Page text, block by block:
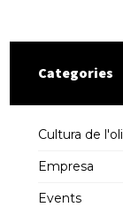
Categories
Cultura de l'oli
Empresa
Events